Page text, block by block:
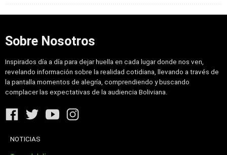
Sobre Nosotros
Inspirados día a día para dejar huella en cada lugar donde nos ven,
revelando información sobre la realidad cotidiana, llevando a través de
la pantalla momentos de alegría, comprendiendo y buscando
complacer las expectativas de la audiencia Boliviana.
NOTICIAS